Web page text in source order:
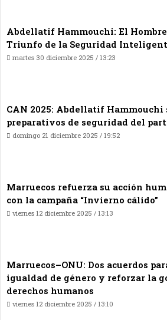
Abdellatif Hammouchi: El
Triunfo de la Seguridad
martes 30 diciembre 2025 / 13:23
CAN 2025: Abdellatif Hammouchi
preparativos de seguridad del
domingo 21 diciembre 2025 / 19:52
Marruecos refuerza su acción
con la campaña “Invierno cálido”
viernes 12 diciembre 2025 / 13:13
Marruecos–ONU: Dos acuerdos
igualdad de género y reforzar la
derechos humanos
viernes 12 diciembre 2025 / 13:10